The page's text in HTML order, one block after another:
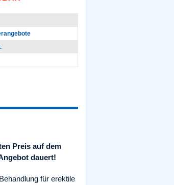
Preis auf dem
dauert!
für erektile